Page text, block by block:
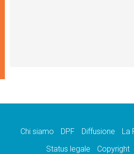
Chi siamo DPF Diffusione La
Status legale
Copyright